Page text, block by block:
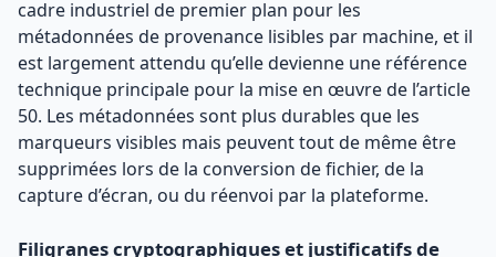
cadre industriel de premier plan pour les
métadonnées de provenance lisibles par machine, et il
est largement attendu qu’elle devienne une référence
technique principale pour la mise en œuvre de l’article
50. Les métadonnées sont plus durables que les
marqueurs visibles mais peuvent tout de même être
supprimées lors de la conversion de fichier, de la
capture d’écran, ou du réenvoi par la plateforme.
Filigranes cryptographiques et justificatifs de